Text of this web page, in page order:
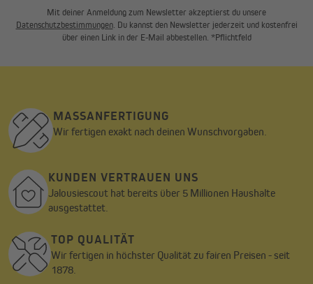
der Wand
der Decke
Mit deiner Anmeldung zum Newsletter akzeptierst du unsere
Datenschutzbestimmungen. Du kannst den Newsletter jederzeit und kostenfrei
über einen Link in der E-Mail abbestellen. *Pflichtfeld
MASSANFERTIGUNG
Wir fertigen exakt nach deinen Wunschvorgaben.
KUNDEN VERTRAUEN UNS
Jalousiescout hat bereits über 5 Millionen Haushalte
ausgestattet.
TOP QUALITÄT
Wir fertigen in höchster Qualität zu fairen Preisen - seit
1878.